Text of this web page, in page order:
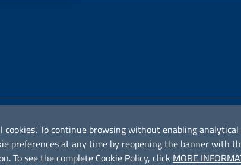
To continue browsing without enabling analytical
preferences at any time by reopening the banner with
To see the complete Cookie Policy, click MORE